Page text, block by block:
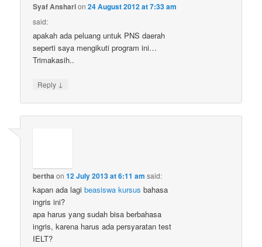
Syaf Ansharion24 August 2012 at 7:33 am
said:
apakah ada peluang untuk PNS daerah
seperti saya mengikuti program ini…
Trimakasih..
Reply ↓
bertha on12 July 2013 at 6:11 am said:
kapan ada lagibeasiswa kursus bahasa
ingris ini?
apa harus yang sudah bisa berbahasa
ingris, karena harus ada persyaratan test
IELT?